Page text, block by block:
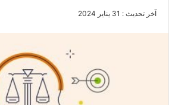
آخر تحديث : 31 يناير 2024